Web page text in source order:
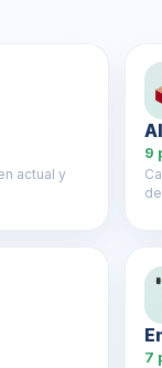
actual y
9
7